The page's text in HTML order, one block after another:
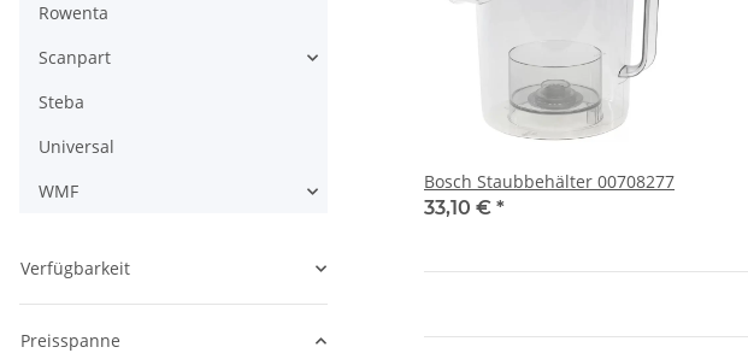
Bosch Staubbehälter 00708277
33,10 € *
Rowenta
Scanpart
Steba
Universal
WMF
Verfügbarkeit
Preisspanne